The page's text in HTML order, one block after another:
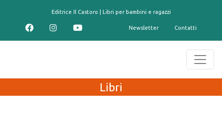
Editrice Il Castoro | Libri per bambini e ragazzi
Newsletter Contatti
Libri